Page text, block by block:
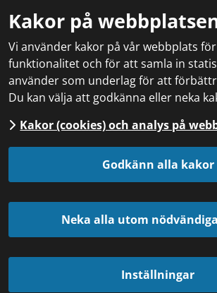
Kakor på
Vi använder kakor på vår webbplats
funktionalitet och för att samla in
använder som underlag för att
Du kan välja att godkänna eller neka
Kakor (cookies) och analys på
Godkänn alla kakor
Neka alla utom
Inställningar